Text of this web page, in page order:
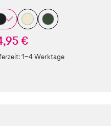
€
1-4 Werktage